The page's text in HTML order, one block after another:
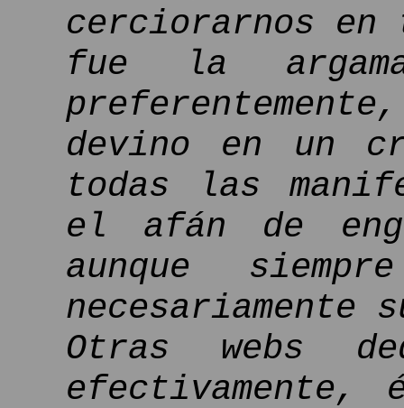
cerciorarnos
fue la
devino en un
todas las
el afán de
aunque
Otras webs
efectivamente,